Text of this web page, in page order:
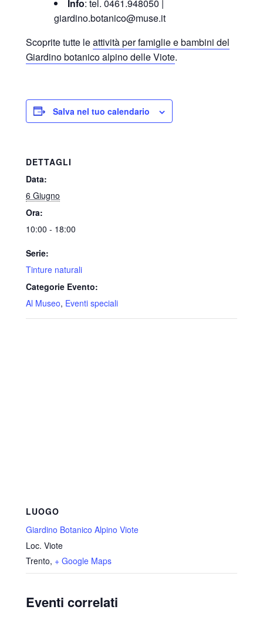
Info: tel. 0461.948050 |
giardino.botanico@muse.it
Scoprite tutte leattività per famiglie e bambini del
Giardino botanico alpino delle Viote.
Salva nel tuo calendario
DETTAGLI
Data:
6 Giugno
Ora:
10:00 - 18:00
Serie:
Tinture naturali
Categorie Evento:
Al Museo, Eventi speciali
LUOGO
Giardino Botanico Alpino Viote
Loc. Viote
Trento, + Google Maps
Eventi correlati